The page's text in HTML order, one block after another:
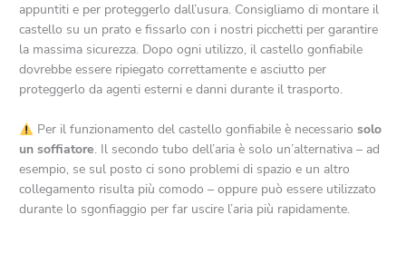
appuntiti e per proteggerlo dall’usura. Consigliamo di montare il
castello su un prato e fissarlo con i nostri picchetti per garantire
la massima sicurezza. Dopo ogni utilizzo, il castello gonfiabile
dovrebbe essere ripiegato correttamente e asciutto per
proteggerlo da agenti esterni e danni durante il trasporto.
Per il funzionamento del castello gonfiabile è necessario solo
un soffiatore. Il secondo tubo dell’aria è solo un’alternativa – ad
esempio, se sul posto ci sono problemi di spazio e un altro
collegamento risulta più comodo – oppure può essere utilizzato
durante lo sgonfiaggio per far uscire l’aria più rapidamente.